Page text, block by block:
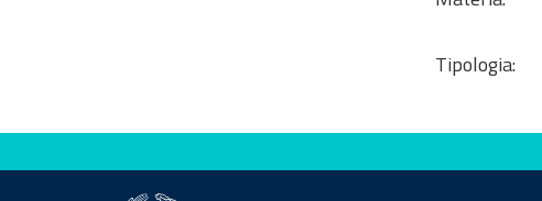
Tipologia:
Evaluate this site